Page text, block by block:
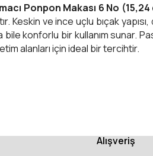
Ponpon Makası 6 No
Keskin ve ince uçlu bıçak
bile konforlu bir kullanım sunar.
alanları için ideal bir tercihtir.
Alışveriş